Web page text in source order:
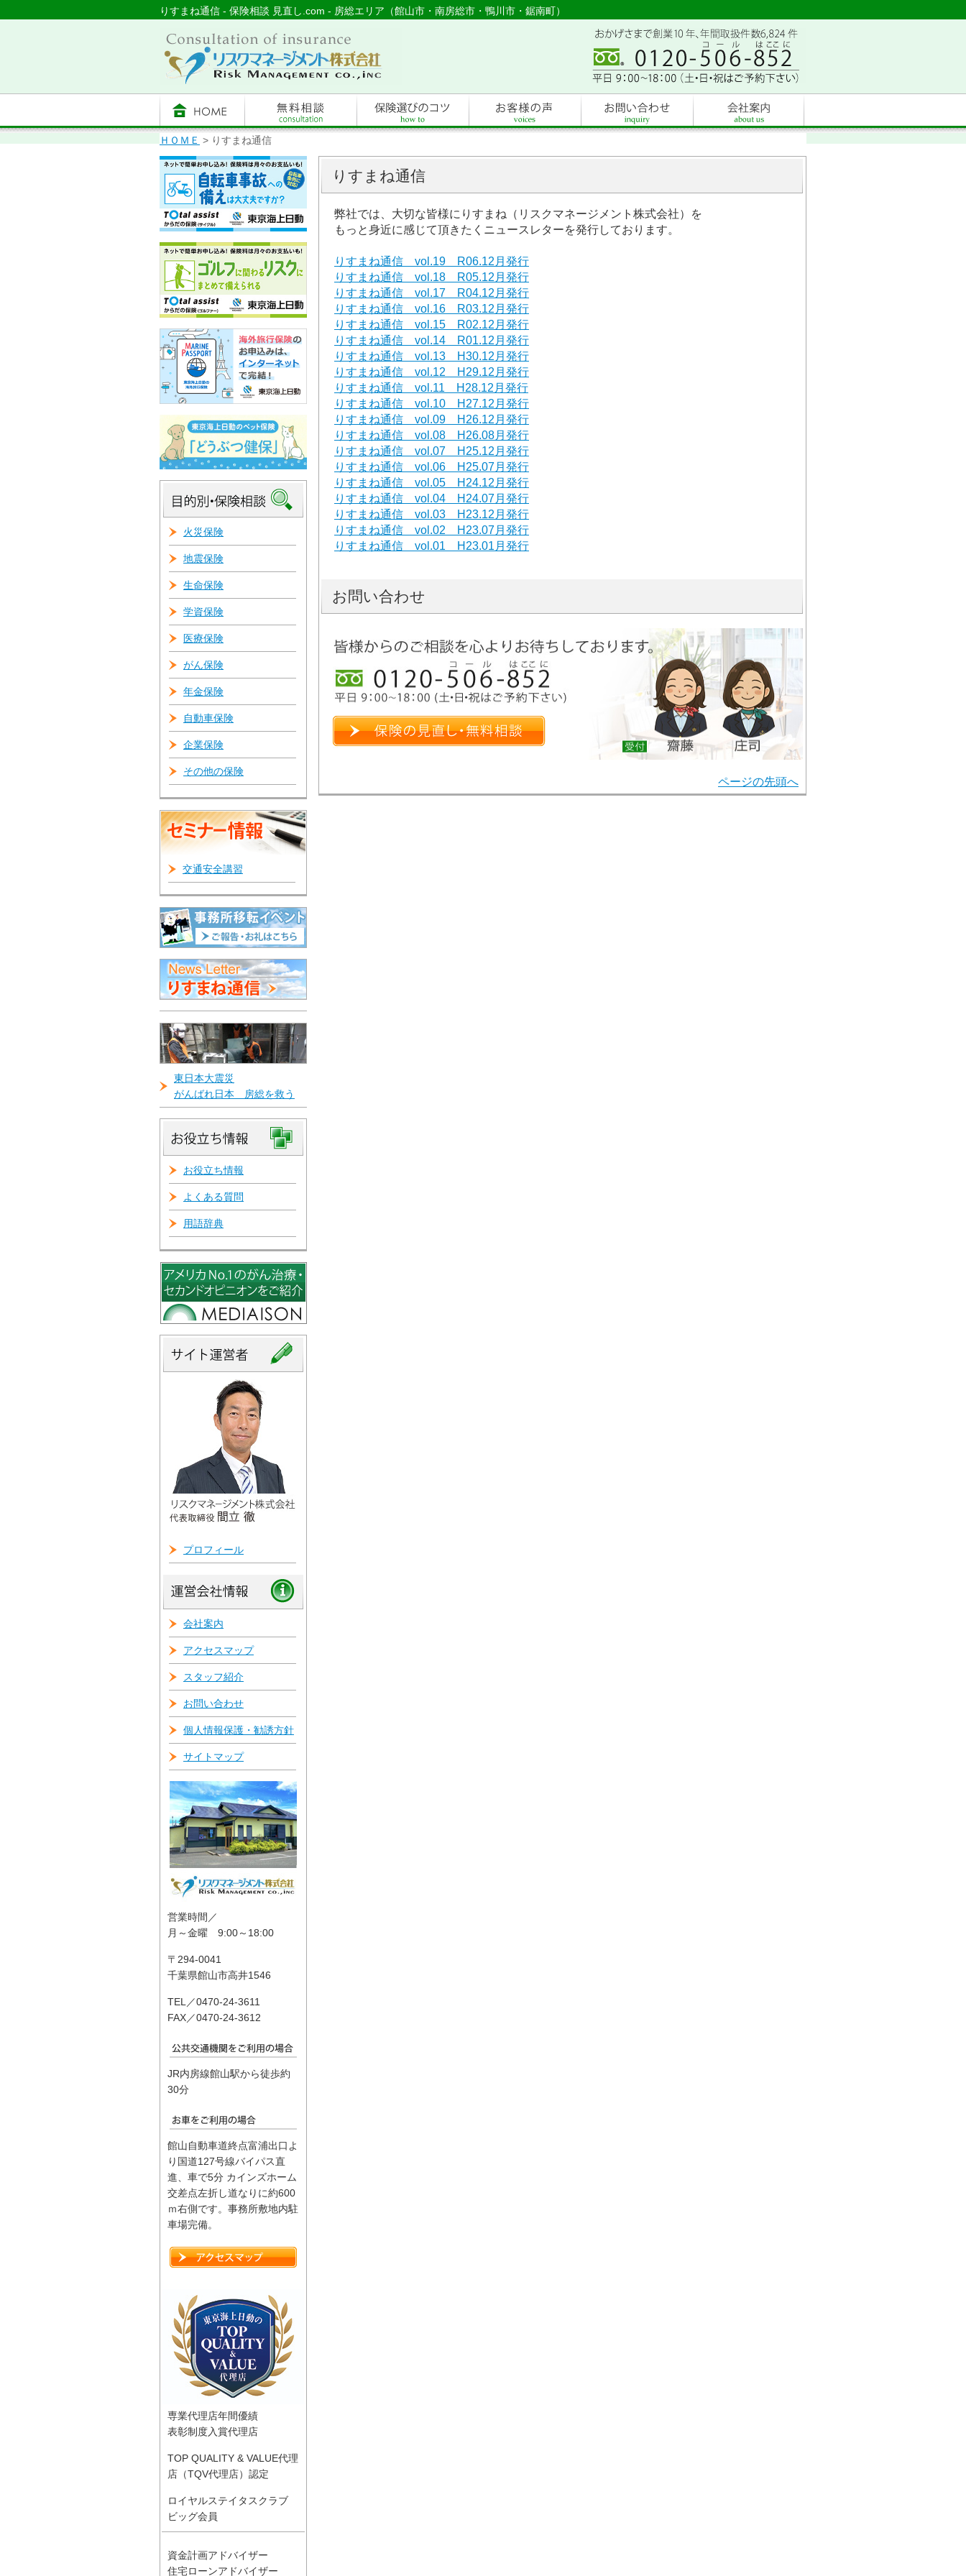
りすまね通信 - 保険相談 見直し.com - 房総エリア（館山市・南房総市・鴨川市・鋸南町）
ＨＯＭＥ > りすまね通信
りすまね通信
弊社では、大切な皆様にりすまね（リスクマネージメント株式会社）を
もっと身近に感じて頂きたくニュースレターを発行しております。
りすまね通信 vol.19 R06.12月発行
りすまね通信 vol.18 R05.12月発行
りすまね通信 vol.17 R04.12月発行
りすまね通信 vol.16 R03.12月発行
りすまね通信 vol.15 R02.12月発行
りすまね通信 vol.14 R01.12月発行
りすまね通信 vol.13 H30.12月発行
りすまね通信 vol.12 H29.12月発行
りすまね通信 vol.11 H28.12月発行
りすまね通信 vol.10 H27.12月発行
りすまね通信 vol.09 H26.12月発行
りすまね通信 vol.08 H26.08月発行
りすまね通信 vol.07 H25.12月発行
りすまね通信 vol.06 H25.07月発行
りすまね通信 vol.05 H24.12月発行
りすまね通信 vol.04 H24.07月発行
りすまね通信 vol.03 H23.12月発行
りすまね通信 vol.02 H23.07月発行
りすまね通信 vol.01 H23.01月発行
お問い合わせ
ページの先頭へ
火災保険
地震保険
生命保険
学資保険
医療保険
がん保険
年金保険
自動車保険
企業保険
その他の保険
交通安全講習
東日本大震災
がんばれ日本 房総を救う
お役立ち情報
よくある質問
用語辞典
プロフィール
会社案内
アクセスマップ
スタッフ紹介
お問い合わせ
個人情報保護・勧誘方針
サイトマップ
営業時間／
月～金曜 9:00～18:00
〒294-0041
千葉県館山市高井1546
TEL／0470-24-3611
FAX／0470-24-3612
JR内房線館山駅から徒歩約
30分
館山自動車道終点富浦出口よ
り国道127号線バイパス直
進、車で5分 カインズホーム
交差点左折し道なりに約600
ｍ右側です。事務所敷地内駐
車場完備。
専業代理店年間優績
表彰制度入賞代理店
TOP QUALITY & VALUE代理
店（TQV代理店）認定
ロイヤルステイタスクラブ
ビッグ会員
資金計画アドバイザー
住宅ローンアドバイザー